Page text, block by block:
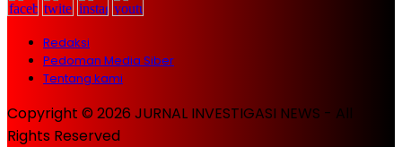
Redaksi
Pedoman Media Siber
Tentang kami
Copyright © 2026 JURNAL INVESTIGASI NEWS - All
Rights Reserved